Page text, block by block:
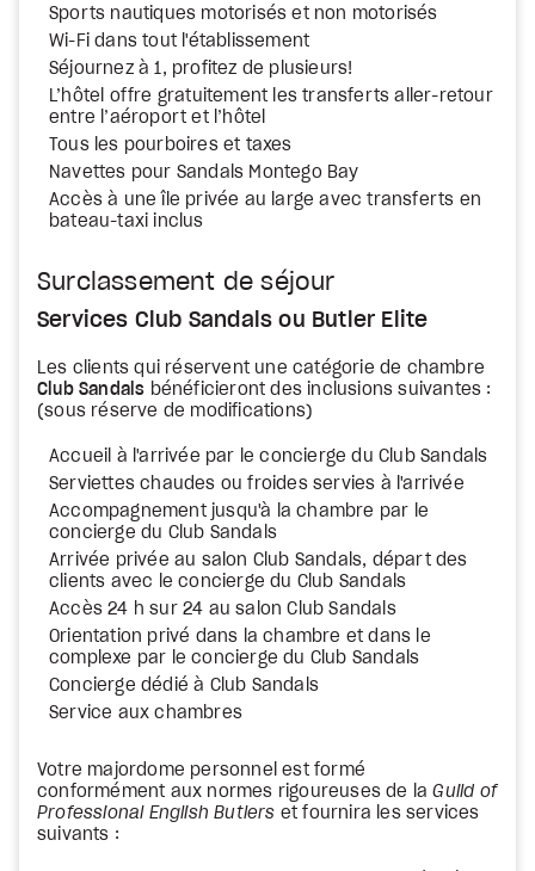
Sports nautiques motorisés et non motorisés
Wi-Fi dans tout l'établissement
Séjournez à 1, profitez de plusieurs!
L’hôtel offre gratuitement les transferts aller-retour
entre l’aéroport et l’hôtel
Tous les pourboires et taxes
Navettes pour Sandals Montego Bay
Accès à une île privée au large avec transferts en
bateau-taxi inclus
Surclassement de séjour
Services Club Sandals ou Butler Elite
Les clients qui réservent une catégorie de chambre
Club Sandals bénéficieront des inclusions suivantes :
(sous réserve de modifications)
Accueil à l'arrivée par le concierge du Club Sandals
Serviettes chaudes ou froides servies à l'arrivée
Accompagnement jusqu'à la chambre par le
concierge du Club Sandals
Arrivée privée au salon Club Sandals, départ des
clients avec le concierge du Club Sandals
Accès 24 h sur 24 au salon Club Sandals
Orientation privé dans la chambre et dans le
complexe par le concierge du Club Sandals
Concierge dédié à Club Sandals
Service aux chambres
Votre majordome personnel est formé
conformément aux normes rigoureuses de laGuild of
Professional English Butlers et fournira les services
suivants :